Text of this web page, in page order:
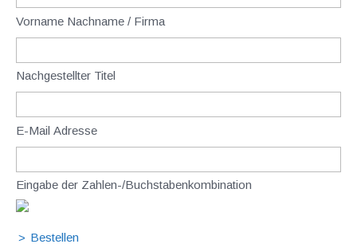
Vorname Nachname / Firma
Nachgestellter Titel
E-Mail Adresse
Eingabe der Zahlen-/Buchstabenkombination